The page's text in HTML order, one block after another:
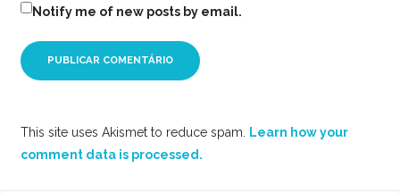
Notify me of new posts by email.
This site uses Akismet to reduce spam. Learn how your
comment data is processed.